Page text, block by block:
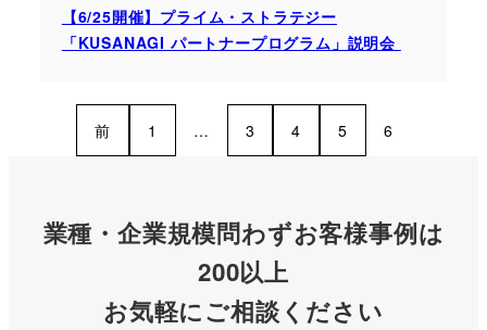
【6/25開催】プライム・ストラテジー
「KUSANAGI パートナープログラム」説明会
前 1 … 3 4 5 6
業種・企業規模問わずお客様事例は
200以上
お気軽にご相談ください